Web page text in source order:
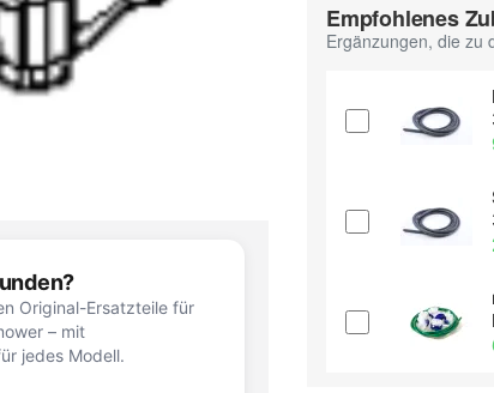
Original-Ersatzteile für
– mit
jedes Modell.
Empfohlenes
Ergänzungen, die zu